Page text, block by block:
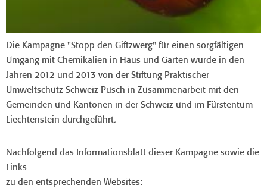
Die Kampagne "Stopp den Giftzwerg" für einen sorgfältigen
Umgang mit Chemikalien in Haus und Garten wurde in den
Jahren 2012 und 2013 von der Stiftung Praktischer
Umweltschutz Schweiz Pusch in Zusammenarbeit mit den
Gemeinden und Kantonen in der Schweiz und im Fürstentum
Liechtenstein durchgeführt.
Nachfolgend das Informationsblatt dieser Kampagne sowie die
Links
zu den entsprechenden Websites: